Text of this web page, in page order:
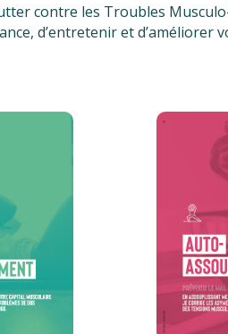
contre les Troubles
d’entretenir et d’améliorer